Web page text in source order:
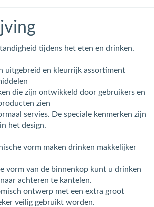
tijdens het eten en drinken.
uitgebreid en kleurrijk assortiment
die zijn ontwikkeld door gebruikers en
zien
servies. De speciale kenmerken zijn
het design.
vorm maken drinken makkelijker
vorm van de binnenkop kunt u drinken
achteren te kantelen.
ontwerp met een extra groot
veilig gebruikt worden.